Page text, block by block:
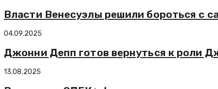
Власти Венесуэлы решили бороться с
04.09.2025
Джонни Депп готов вернуться к роли
13.08.2025